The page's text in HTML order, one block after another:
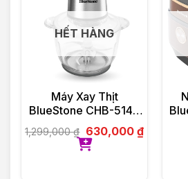
HẾT HÀNG
Máy Xay Thịt
BlueStone CHB-5145
2 Lít 350W
1,299,000₫ 630,000 ₫